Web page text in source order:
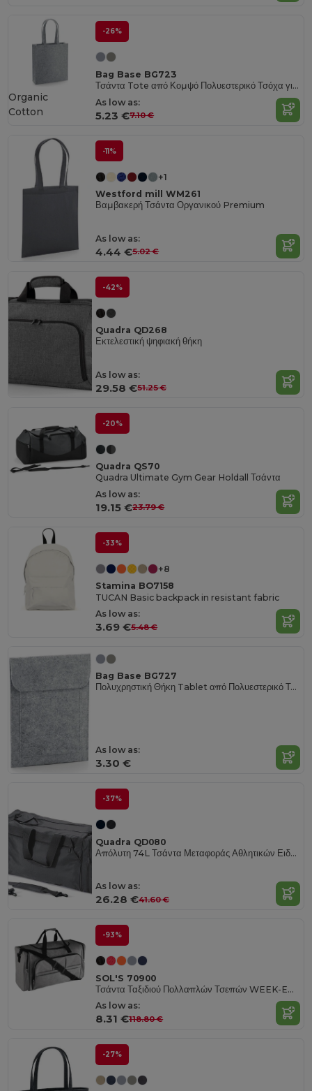
-26%
Bag Base BG723
Τσάντα Tote από Κομψό Πολυεστερικό Τσόχα για Γυναίκες από Bag Base
As low as:
5.23 €7.10 €
Organic
Cotton
-11%
+1
Westford mill WM261
Βαμβακερή Τσάντα Οργανικού Premium
As low as:
4.44 €5.02 €
-42%
Quadra QD268
Εκτελεστική ψηφιακή θήκη
As low as:
29.58 €51.25 €
-20%
Quadra QS70
Quadra Ultimate Gym Gear Holdall Τσάντα
As low as:
19.15 €23.79 €
-33%
+8
Stamina BO7158
TUCAN Basic backpack in resistant fabric
As low as:
3.69 €5.48 €
Bag Base BG727
Πολυχρηστική Θήκη Tablet από Πολυεστερικό Τσόχα με Τσέπη
As low as:
3.30 €
-37%
Quadra QD080
Απόλυτη 74L Τσάντα Μεταφοράς Αθλητικών Ειδών Πολλαπλών Θηκών
As low as:
26.28 €41.60 €
-93%
SOL'S 70900
Τσάντα Ταξιδιού Πολλαπλών Τσεπών WEEK-END 600 D Polyester
As low as:
8.31 €118.80 €
-27%